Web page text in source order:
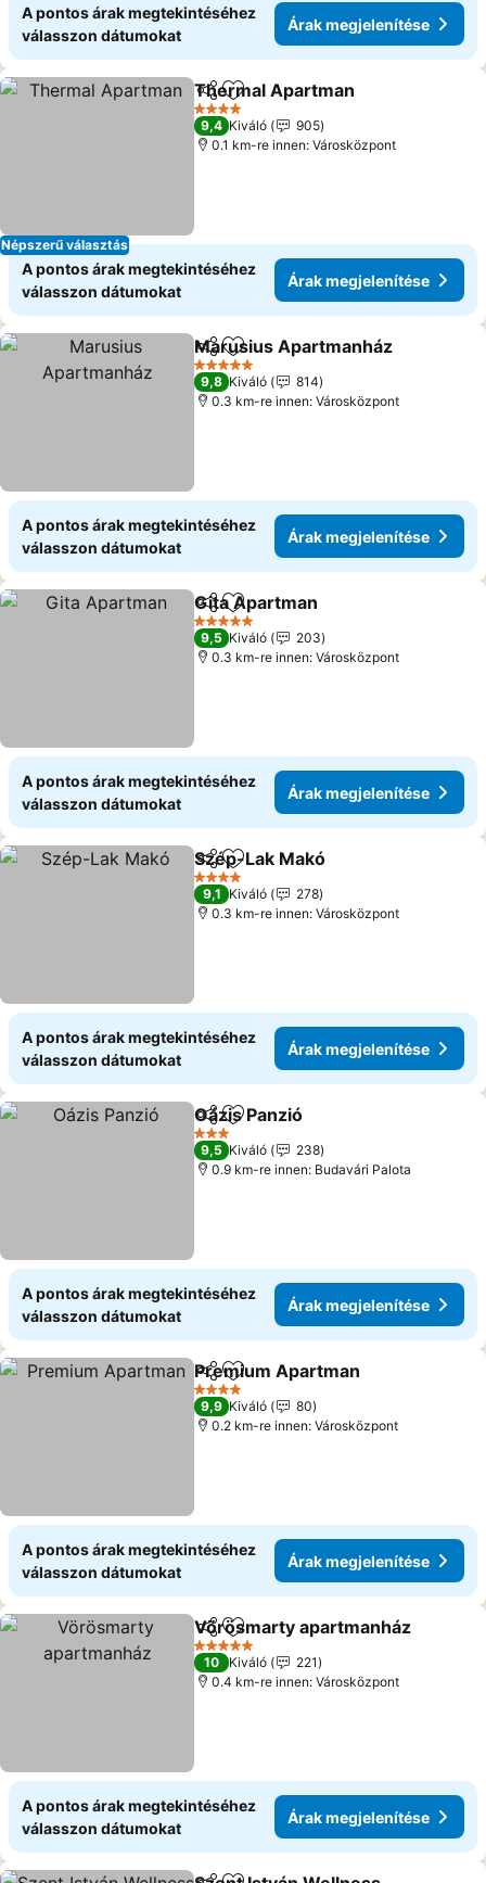
A pontos árak megtekintéséhez
válasszon dátumokat
Árak megjelenítése
Népszerű választás
Megosztás
Hozzáadás a kedvencekhez
Thermal Apartman
4 Kategória
9,4 Kiváló
905
0.1 km-re innen: Városközpont
A pontos árak megtekintéséhez
válasszon dátumokat
Árak megjelenítése
Megosztás
Hozzáadás a kedvencekhez
Marusius Apartmanház
5 Kategória
9,8 Kiváló
814
0.3 km-re innen: Városközpont
A pontos árak megtekintéséhez
válasszon dátumokat
Árak megjelenítése
Megosztás
Hozzáadás a kedvencekhez
Gita Apartman
5 Kategória
9,5 Kiváló
203
0.3 km-re innen: Városközpont
A pontos árak megtekintéséhez
válasszon dátumokat
Árak megjelenítése
Megosztás
Hozzáadás a kedvencekhez
Szép-Lak Makó
4 Kategória
9,1 Kiváló
278
0.3 km-re innen: Városközpont
A pontos árak megtekintéséhez
válasszon dátumokat
Árak megjelenítése
Megosztás
Hozzáadás a kedvencekhez
Oázis Panzió
3 Kategória
9,5 Kiváló
238
0.9 km-re innen: Budavári Palota
A pontos árak megtekintéséhez
válasszon dátumokat
Árak megjelenítése
Megosztás
Hozzáadás a kedvencekhez
Premium Apartman
4 Kategória
9,9 Kiváló
80
0.2 km-re innen: Városközpont
A pontos árak megtekintéséhez
válasszon dátumokat
Árak megjelenítése
Megosztás
Hozzáadás a kedvencekhez
Vörösmarty apartmanház
5 Kategória
10 Kiváló
221
0.4 km-re innen: Városközpont
A pontos árak megtekintéséhez
válasszon dátumokat
Árak megjelenítése